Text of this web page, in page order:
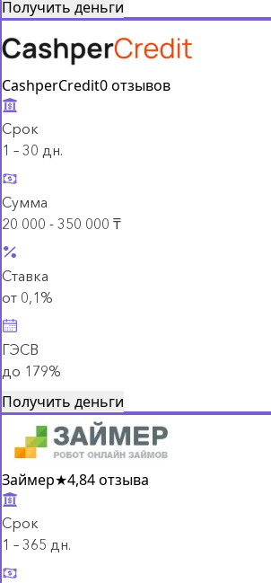
Получить деньги
CashperCredit0 отзывов
Срок
1 – 30 дн.
Сумма
20 000 - 350 000 ₸
Ставка
от 0,1%
ГЭСВ
до 179%
Получить деньги
Займер★4,84 отзыва
Срок
1 – 365 дн.